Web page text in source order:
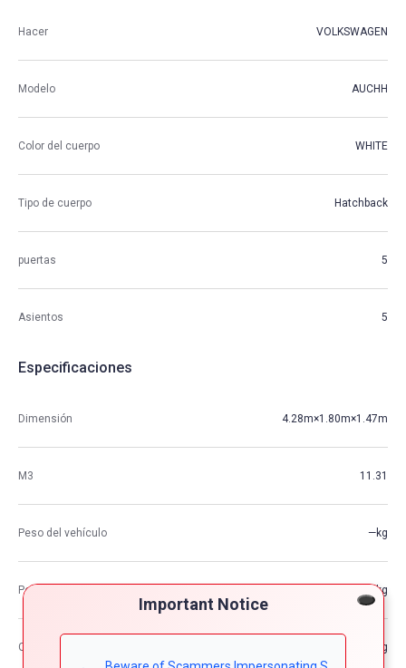
Important Notice
Hacer VOLKSWAGEN
Modelo AUCHH
Color del cuerpo WHITE
Tipo de cuerpo Hatchback
puertas 5
Asientos 5
Especificaciones
Dimensión 4.28m×1.80m×1.47m
M3 11.31
Peso del vehículo —kg
Peso bruto del vehículo —kg
Capacidad de carga máxima —kg